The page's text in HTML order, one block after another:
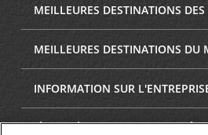
MEILLEURES DESTINATIONS
MEILLEURES DESTINATIONS DU
INFORMATION SUR
SÉCURITÉ ET CONFIDENTIALITÉ